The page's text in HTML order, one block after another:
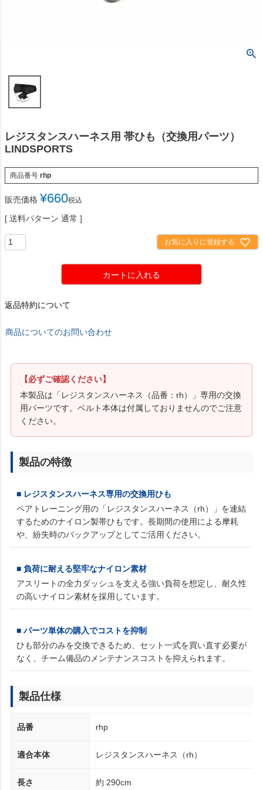
レジスタンスハーネス用 帯ひも（交換用パーツ）
LINDSPORTS
商品番号 rhp
販売価格 ¥660税込
送料パターン 通常
お気に入りに登録する
カートに入れる
返品特約について
商品についてのお問い合わせ
【必ずご確認ください】
本製品は「レジスタンスハーネス（品番：rh）」専用の交換
用パーツです。ベルト本体は付属しておりませんのでご注意
ください。
製品の特徴
■ レジスタンスハーネス専用の交換用ひも
ペアトレーニング用の「レジスタンスハーネス（rh）」を連結
するためのナイロン製帯ひもです。長期間の使用による摩耗
や、紛失時のバックアップとしてご活用ください。
■ 負荷に耐える堅牢なナイロン素材
アスリートの全力ダッシュを支える強い負荷を想定し、耐久性
の高いナイロン素材を採用しています。
■ パーツ単体の購入でコストを抑制
ひも部分のみを交換できるため、セット一式を買い直す必要が
なく、チーム備品のメンテナンスコストを抑えられます。
製品仕様
品番 rhp
適合本体 レジスタンスハーネス（rh）
長さ 約 290cm